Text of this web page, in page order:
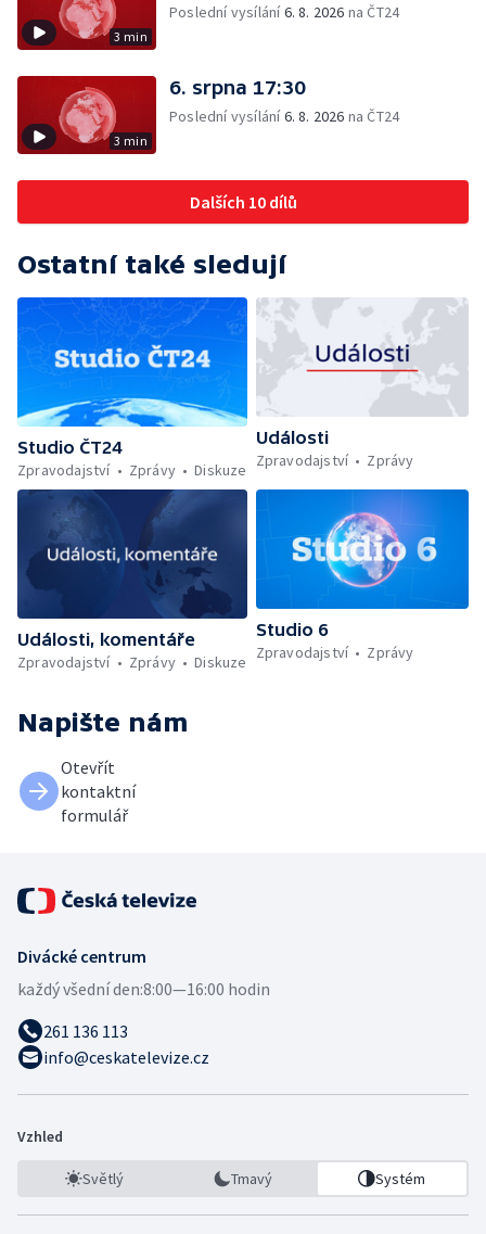
3 min
Poslední vysílání6. 8. 2026 na ČT24
3 min
6. srpna 17:30
Poslední vysílání6. 8. 2026 na ČT24
Dalších 10 dílů
Ostatní také sledují
Studio ČT24
Zpravodajství
Zprávy Diskuze
Události
Zpravodajství
Zprávy
Události, komentáře
Zpravodajství
Zprávy Diskuze
Studio 6
Zpravodajství
Zprávy
Napište nám
Otevřít
kontaktní
formulář
Divácké centrum
každý všední den:8:00—16:00 hodin
261 136 113
info@ceskatelevize.cz
Vzhled
Světlý Tmavý Systém